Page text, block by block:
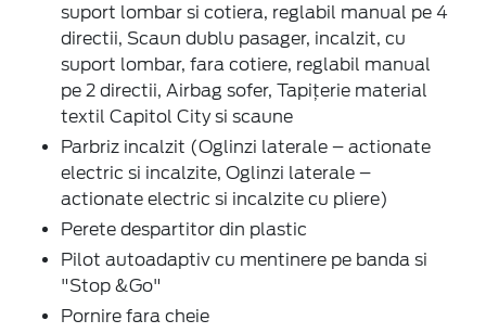
suport lombar si cotiera, reglabil manual pe 4
directii, Scaun dublu pasager, incalzit, cu
suport lombar, fara cotiere, reglabil manual
pe 2 directii, Airbag sofer, Tapițerie material
textil Capitol City si scaune
Parbriz incalzit (Oglinzi laterale – actionate
electric si incalzite, Oglinzi laterale –
actionate electric si incalzite cu pliere)
Perete despartitor din plastic
Pilot autoadaptiv cu mentinere pe banda si
"Stop &Go"
Pornire fara cheie